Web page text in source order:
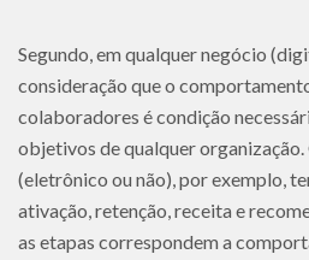
Segundo, em qualquer negócio
consideração que o
colaboradores é condição
objetivos de qualquer
(eletrônico ou não), por exemplo,
ativação, retenção, receita e
as etapas correspondem a